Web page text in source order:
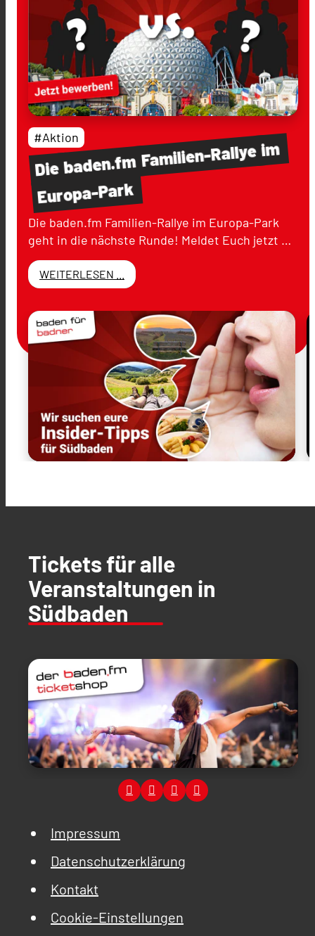
Diebaden.fmFamilien-Rallyeim
Europa-Park
#Aktion
Die baden.fm Familien-Rallye im Europa-Park
geht in die nächste Runde! Meldet Euch jetzt …
WEITERLESEN ...
Tickets für alle
Veranstaltungen in
Südbaden
Impressum
Datenschutzerklärung
Kontakt
Cookie-Einstellungen